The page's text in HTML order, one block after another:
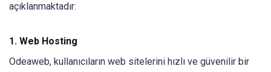
açıklanmaktadır:
1. Web Hosting
Odeaweb, kullanıcıların web sitelerini hızlı ve güvenilir bir